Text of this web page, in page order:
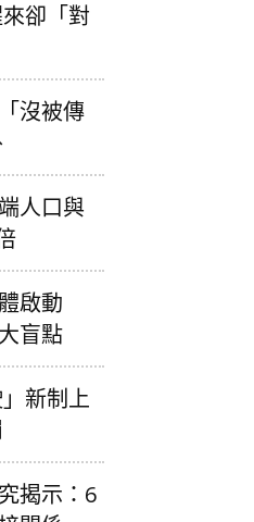
卻「對
沒被傳
人口與
啟動
盲點
新制上
揭示：6